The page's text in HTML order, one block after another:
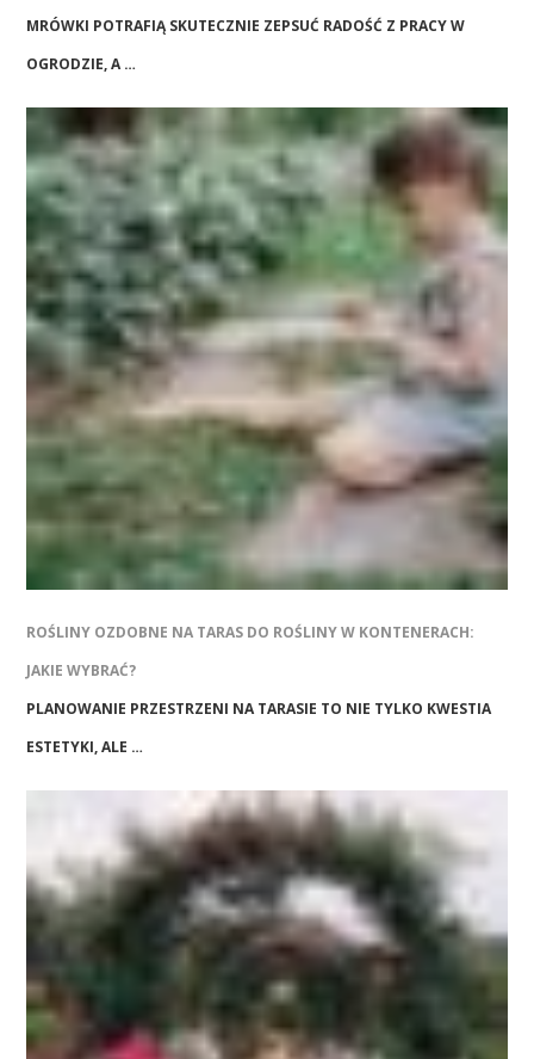
MRÓWKI POTRAFIĄ SKUTECZNIE ZEPSUĆ RADOŚĆ Z PRACY W
OGRODZIE, A …
ROŚLINY OZDOBNE NA TARAS DO ROŚLINY W KONTENERACH:
JAKIE WYBRAĆ?
PLANOWANIE PRZESTRZENI NA TARASIE TO NIE TYLKO KWESTIA
ESTETYKI, ALE …